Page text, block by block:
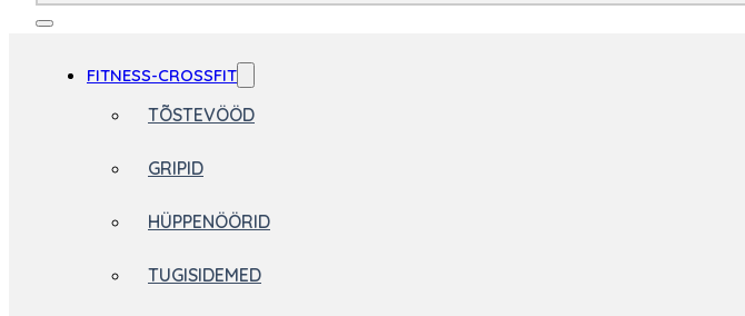
FITNESS-CROSSFIT
TÕSTEVÖÖD
GRIPID
HÜPPENÖÖRID
TUGISIDEMED